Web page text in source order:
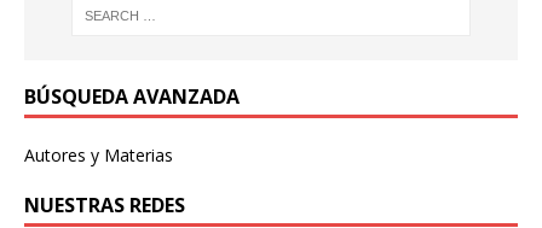
BÚSQUEDA AVANZADA
Autores y Materias
NUESTRAS REDES